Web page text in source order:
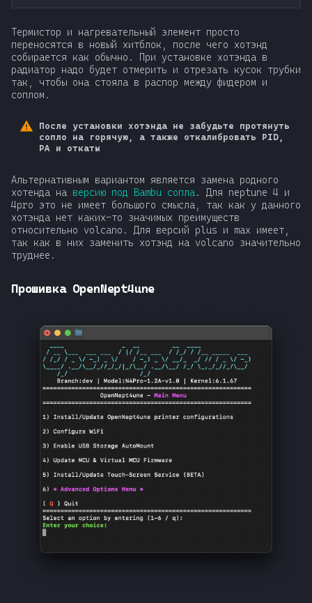
Термистор и нагревательный элемент просто
переносятся в новый хитблок, после чего хотэнд
собирается как обычно. При установке хотэнда в
радиатор надо будет отмерить и отрезать кусок трубки
так, чтобы она стояла в распор между фидером и
соплом.
После установки хотэнда не забудьте протянуть
сопло на горячую, а также откалибровать PID,
PA и откаты
Альтернативным вариантом является замена родного
хотенда на версию под Bambu сопла . Для neptune 4 и
4pro это не имеет большого смысла, так как у данного
хотэнда нет каких-то значимых преимуществ
относительно volcano. Для версий plus и max имеет,
так как в них заменить хотэнд на volcano значительно
труднее.
Прошивка OpenNept4une